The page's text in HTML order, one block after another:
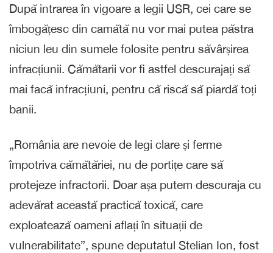
După intrarea în vigoare a legii USR, cei care se
îmbogățesc din camătă nu vor mai putea păstra
niciun leu din sumele folosite pentru săvârșirea
infracțiunii. Cămătarii vor fi astfel descurajați să
mai facă infracțiuni, pentru că riscă să piardă toți
banii.
„România are nevoie de legi clare și ferme
împotriva cămătăriei, nu de portițe care să
protejeze infractorii. Doar așa putem descuraja cu
adevărat această practică toxică, care
exploatează oameni aflați în situații de
vulnerabilitate”, spune deputatul Stelian Ion, fost